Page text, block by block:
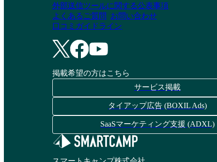
外部送信ツールに関する公表事項
よくあるご質問
お問い合わせ
口コミガイドライン
掲載希望の方はこちら
サービス掲載
タイアップ広告 (BOXIL Ads)
SaaSマーケティング支援 (ADXL)